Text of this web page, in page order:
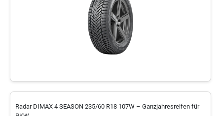
Radar DIMAX 4 SEASON 235/60 R18 107W – Ganzjahresreifen für